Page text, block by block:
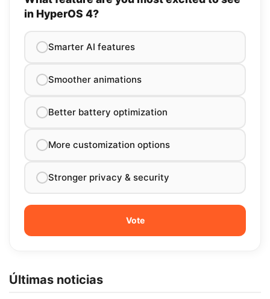
in HyperOS 4?
Smarter AI features
Smoother animations
Better battery optimization
More customization options
Stronger privacy & security
Últimas noticias